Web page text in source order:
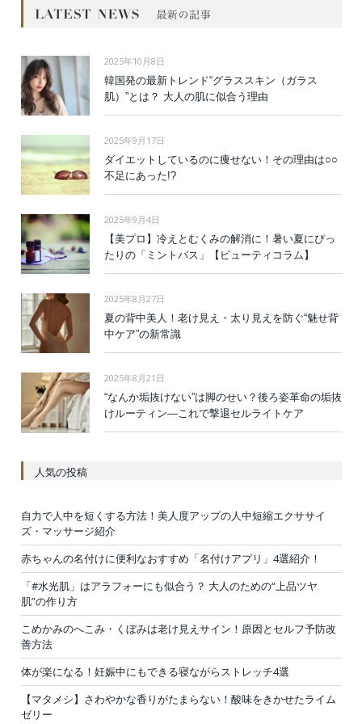
2025年10月8日
韓国発の最新トレンド“グラススキン（ガラス
肌）”とは？ 大人の肌に似合う理由
2025年9月17日
ダイエットしているのに痩せない！その理由は○○
不足にあった!?
2025年9月4日
【美プロ】冷えとむくみの解消に！暑い夏にぴっ
たりの「ミントバス」【ビューティコラム】
2025年8月27日
夏の背中美人！老け見え・太り見えを防ぐ“魅せ背
中ケア”の新常識
2025年8月21日
“なんか垢抜けない”は脚のせい？後ろ姿革命の垢抜
けルーティン—これで撃退セルライトケア
人気の投稿
自力で人中を短くする方法！美人度アップの人中短縮エクササイ
ズ・マッサージ紹介
赤ちゃんの名付けに便利なおすすめ「名付けアプリ」4選紹介！
「#水光肌」はアラフォーにも似合う？ 大人のための“上品ツヤ
肌”の作り方
こめかみのへこみ・くぼみは老け見えサイン！原因とセルフ予防改
善方法
体が楽になる！妊娠中にもできる寝ながらストレッチ4選
【マタメシ】さわやかな香りがたまらない！酸味をきかせたライム
ゼリー